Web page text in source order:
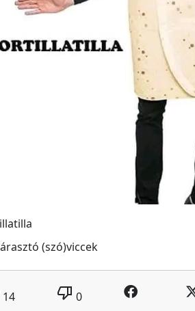
(szó)viccek
14 thumb_down 0